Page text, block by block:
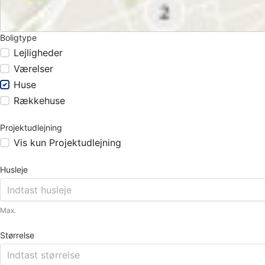
Boligtype
Lejligheder
Værelser
Huse
Rækkehuse
Projektudlejning
Vis kun Projektudlejning
Husleje
Max.
Størrelse